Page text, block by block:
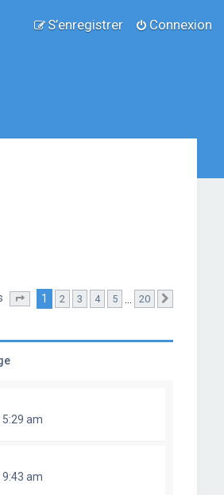
Connexion
S’enregistrer
Page sur 20
1 2 3 4 5 20
5:29 am
9:43 am